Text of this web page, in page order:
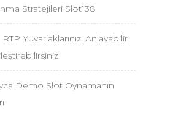
Stratejileri Slot138
RTP Yuvarlaklarınızı Anlayabilir
Demo Slot Oynamanın